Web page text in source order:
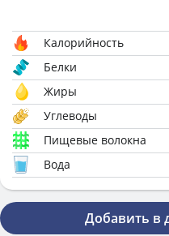
Калорийность
Белки
Жиры
Углеводы
Пищевые волокна
Вода
Добавить в